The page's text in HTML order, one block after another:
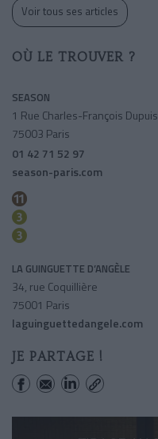
Voir tous ses articles
OÙ LE TROUVER ?
SEASON
1 Rue Charles-François Dupuis
75003 Paris
01 42 71 52 97
season-paris.com
LA GUINGUETTE D’ANGÈLE
34, rue Coquillière
75001 Paris
laguinguettedangele.com
JE PARTAGE !